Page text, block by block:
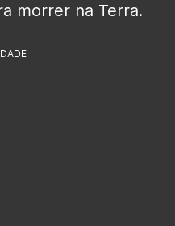
morrer na Terra.